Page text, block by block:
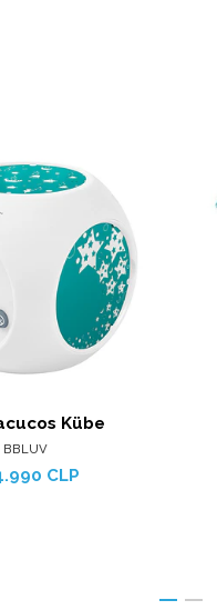
Kübe
BBLUV
CLP
Ver detalles